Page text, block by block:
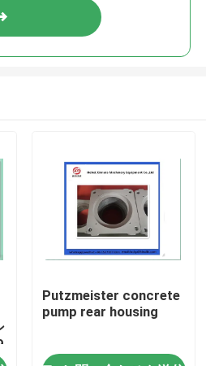
Putzmeister concrete
pump rear housing